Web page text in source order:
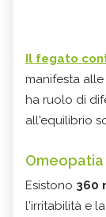
Il fegato
manifesta
ha ruolo di
all'equilibrio
Omeopatia
Esistono 360
l'irritabilità e